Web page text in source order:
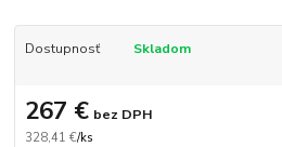
Dostupnosť Skladom
328,41 €/ks
267 € bez DPH